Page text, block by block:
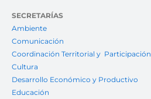
SECRETARÍAS
Ambiente
Comunicación
Coordinación Territorial y Participación
Cultura
Desarrollo Económico y Productivo
Educación